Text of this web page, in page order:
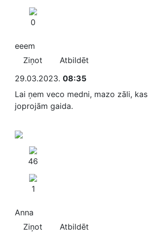
0
eeem
Ziņot
Atbildēt
29.03.2023. 08:35
Lai ņem veco medni, mazo zāli, kas
joprojām gaida.
46
1
Anna
Ziņot
Atbildēt